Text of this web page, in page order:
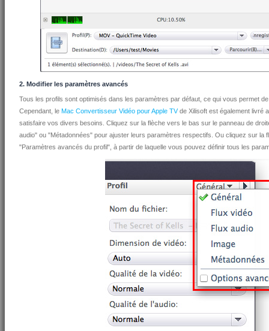
2. Modifier les paramètres avancés
Tous les profils sont optimisés dans les paramètres par défaut, ce qui vous permet
Cependant, le Mac Convertisseur Vidéo pour Apple TVde Xilisoft est également livré
satisfaire vos divers besoins. Cliquez sur la flèche vers le bas sur le panneau de
audio" ou "Métadonnées" pour ajuster leurs paramètres respectifs. Ou cliquez sur la
"Paramètres avancés du profil", à partir de laquelle vous pouvez définir tous les